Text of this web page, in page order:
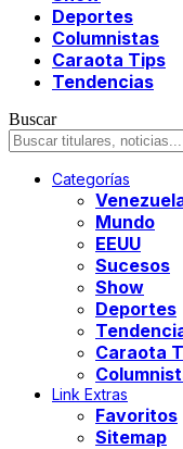
Deportes
Columnistas
Caraota Tips
Tendencias
Buscar
Categorías
Mundo
EEUU
Sucesos
Show
Deportes
Caraota
Link Extras
Favoritos
Sitemap